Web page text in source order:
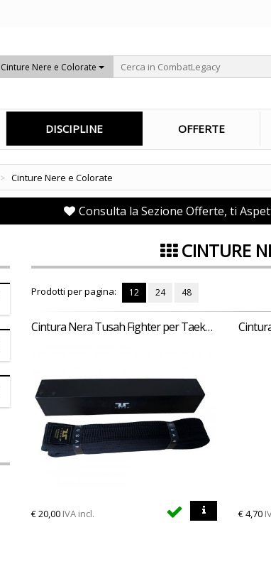
Cinture Nere e Colorate
DISCIPLINE OFFERTE
> Cinture Nere e Colorate
Consulta la Sezione Offerte, ti
CINTURE
Prodotti per pagina: 12 24 48
Cintura Nera Tusah Fighter per Taekwondo Karate e Judo con custodia Magnetica 100% Cotone di alta qualita
€20,00 IVA incl. €4,70